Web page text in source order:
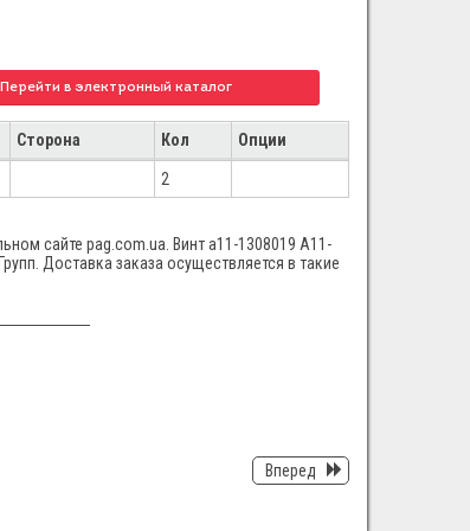
Перейти в электронный каталог
Сторона Кол Опции
2
сайте pag.com.ua. Винт а11-1308019 A11-
Доставка заказа осуществляется в такие
Вперед